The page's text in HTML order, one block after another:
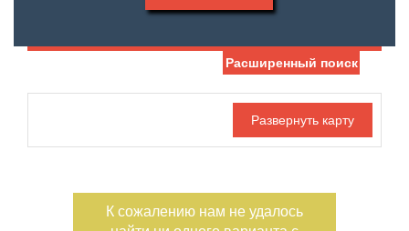
Жилая площадь
—
Площадь кухни
Этаж
Расширенный поиск
К сожалению нам не удалось